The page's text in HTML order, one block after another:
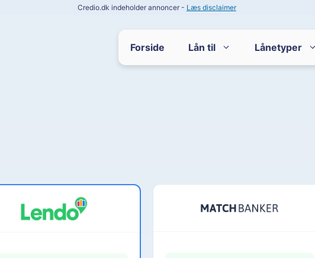
Credio.dk indeholder annoncer - Læs disclaimer
Forside Lån til Lånetyper